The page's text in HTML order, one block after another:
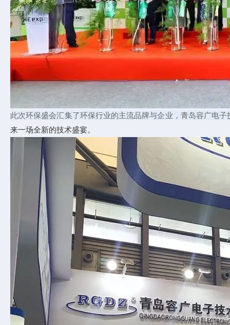
此次环保盛会汇集了环保行业的主流品牌与企业，青岛容广电
来一场全新的技术盛宴。